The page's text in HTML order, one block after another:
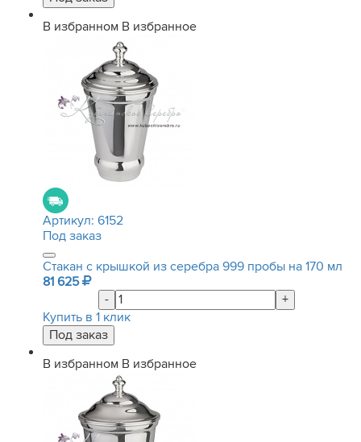
В избранном В избранное
Артикул: 6152
Под заказ
Стакан с крышкой из серебра 999 пробы на 170 мл
81 625
-
+
Купить в 1 клик
В избранном В избранное